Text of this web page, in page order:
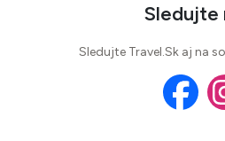
Sledujte
Sledujte Travel.Sk aj na